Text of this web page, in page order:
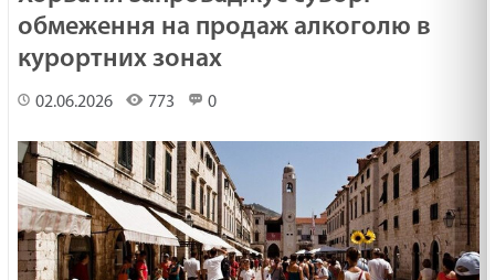
обмеження на продаж алкоголю в
курортних зонах
02.06.2026 773 0